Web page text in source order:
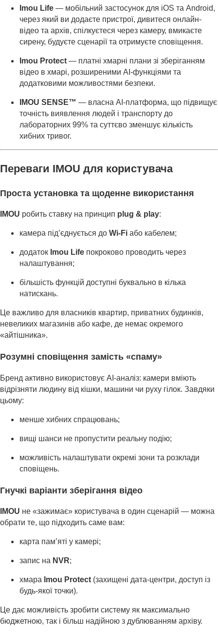
Imou Life — мобільний застосунок для iOS та Android,
через який ви додаєте пристрої, дивитеся онлайн-
відео та архів, спілкуєтеся через камеру, вмикаєте
сирену, будуєте сценарії та отримуєте сповіщення.
Imou Protect — платні хмарні плани зі зберіганням
відео в хмарі, розширеними AI-функціями та
додатковими можливостями безпеки.
IMOU SENSE™ — власна AI-платформа, що підвищує
точність виявлення людей і транспорту до
лабораторних 99% та суттєво зменшує кількість
хибних тривог.
Переваги IMOU для користувача
Проста установка та щоденне використання
IMOU робить ставку на принцип plug & play:
камера під’єднується до Wi-Fi або кабелем;
додаток Imou Life покроково проводить через
налаштування;
більшість функцій доступні буквально в кілька
натискань.
Це важливо для власників квартир, приватних будинків,
невеликих магазинів або кафе, де немає окремого
«айтішника».
Розумні сповіщення замість «спаму»
Бренд активно використовує AI-аналіз: камери вміють
відрізняти людину від кішки, машини чи руху гілок. Завдяки
цьому:
менше хибних спрацювань;
вищі шанси не пропустити реальну подію;
можливість налаштувати окремі зони та розклади
сповіщень.
Гнучкі варіанти зберігання відео
IMOU не «зажимає» користувача в один сценарій — можна
обрати те, що підходить саме вам:
карта пам’яті у камері;
запис на NVR;
хмара Imou Protect (захищені дата-центри, доступ із
будь-якої точки).
Це дає можливість зробити систему як максимально
бюджетною, так і більш надійною з дублюванням архіву.